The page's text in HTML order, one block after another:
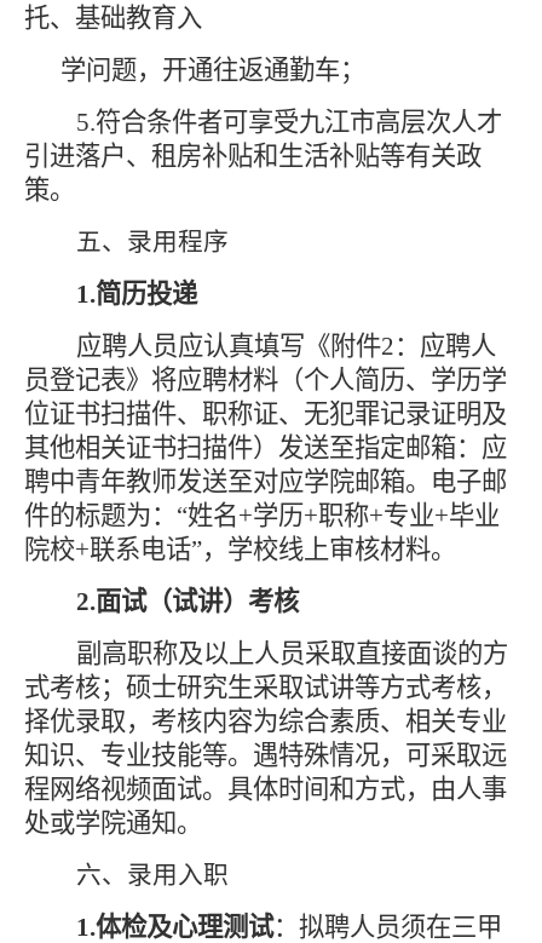
托、基础教育入
学问题，开通往返通勤车；
5.符合条件者可享受九江市高层次人才
引进落户、租房补贴和生活补贴等有关政
策。
五、 录用程序
1.简历投递
应聘人员应认真填写《附件2：应聘人
员登记表》将应聘材料（个人简历、学历学
位证书扫描件、职称证、无犯罪记录证明及
其他相关证书扫描件）发送至指定邮箱：应
聘中青年教师发送至对应学院邮箱。电子邮
件的标题为： “姓名+学历+职称+专业+毕业
院校+联系电话”， 学校线上审核材料。
2.面试（试讲）考核
副高职称及以上人员采取直接面谈的方
式考核；硕士研究生采取试讲等方式考核，
择优录取，考核内容为综合素质、相关专业
知识、专业技能等。遇特殊情况，可采取远
程网络视频面试。具体时间和方式，由人事
处或学院通知。
六、 录用入职
1.体检及心理测试：拟聘人员须在三甲